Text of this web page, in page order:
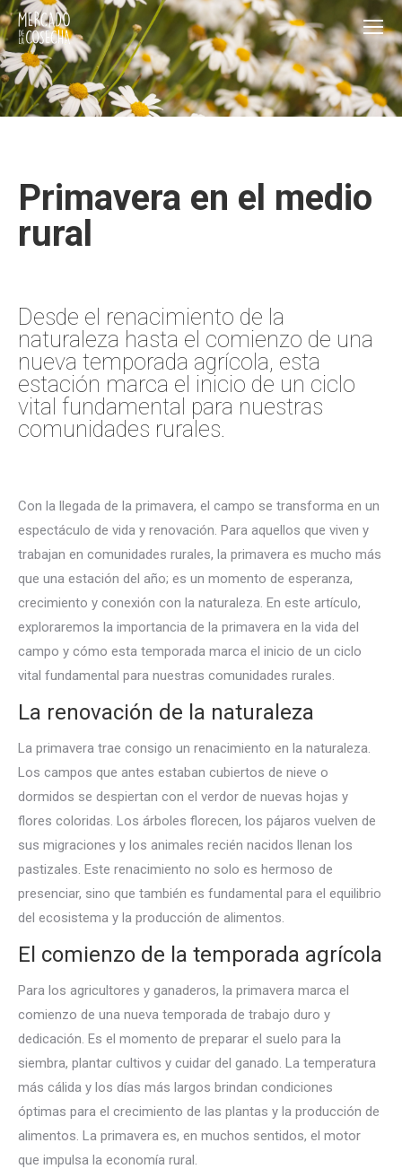
Primavera en el medio
rural
Desde el renacimiento de la
naturaleza hasta el comienzo de una
nueva temporada agrícola, esta
estación marca el inicio de un ciclo
vital fundamental para nuestras
comunidades rurales.
Con la llegada de la primavera, el campo se transforma en un
espectáculo de vida y renovación. Para aquellos que viven y
trabajan en comunidades rurales, la primavera es mucho más
que una estación del año; es un momento de esperanza,
crecimiento y conexión con la naturaleza. En este artículo,
exploraremos la importancia de la primavera en la vida del
campo y cómo esta temporada marca el inicio de un ciclo
vital fundamental para nuestras comunidades rurales.
La renovación de la naturaleza
La primavera trae consigo un renacimiento en la naturaleza.
Los campos que antes estaban cubiertos de nieve o
dormidos se despiertan con el verdor de nuevas hojas y
flores coloridas. Los árboles florecen, los pájaros vuelven de
sus migraciones y los animales recién nacidos llenan los
pastizales. Este renacimiento no solo es hermoso de
presenciar, sino que también es fundamental para el equilibrio
del ecosistema y la producción de alimentos.
El comienzo de la temporada agrícola
Para los agricultores y ganaderos, la primavera marca el
comienzo de una nueva temporada de trabajo duro y
dedicación. Es el momento de preparar el suelo para la
siembra, plantar cultivos y cuidar del ganado. La temperatura
más cálida y los días más largos brindan condiciones
óptimas para el crecimiento de las plantas y la producción de
alimentos. La primavera es, en muchos sentidos, el motor
que impulsa la economía rural.